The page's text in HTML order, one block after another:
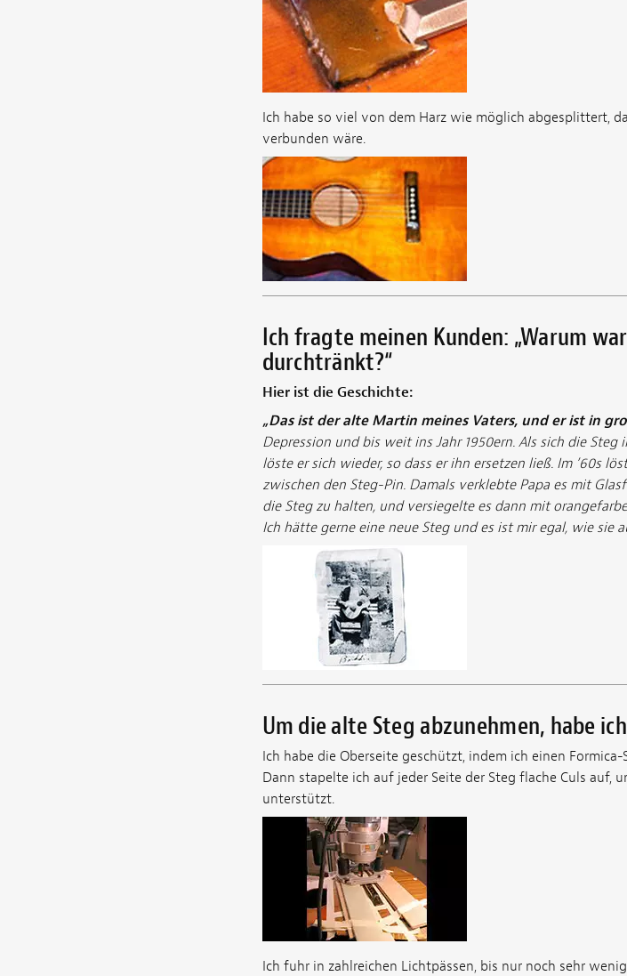
Ich habe so viel von dem Harz wie möglich abgesplittert,
verbunden wäre.
Ich fragte meinen Kunden: „Warum
durchtränkt?“
Hier ist die Geschichte:
„Das ist der alte Martin meines Vaters, und er ist in
Depression und bis weit ins Jahr 1950ern. Als sich die Steg
löste er sich wieder, so dass er ihn ersetzen ließ. Im ’60s
zwischen den Steg-Pin. Damals verklebte Papa es mit
die Steg zu halten, und versiegelte es dann mit
Ich hätte gerne eine neue Steg und es ist mir egal, wie sie
Um die alte Steg abzunehmen, habe
Ich habe die Oberseite geschützt, indem ich einen
Dann stapelte ich auf jeder Seite der Steg flache Culs auf,
unterstützt.
Ich fuhr in zahlreichen Lichtpässen, bis nur noch sehr